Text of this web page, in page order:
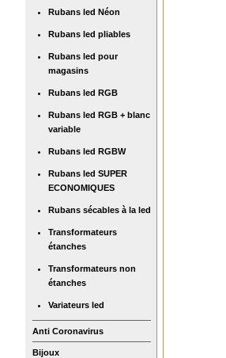
Rubans led Néon
Rubans led pliables
Rubans led pour
magasins
Rubans led RGB
Rubans led RGB + blanc
variable
Rubans led RGBW
Rubans led SUPER
ECONOMIQUES
Rubans sécables à la led
Transformateurs
étanches
Transformateurs non
étanches
Variateurs led
Anti Coronavirus
Bijoux